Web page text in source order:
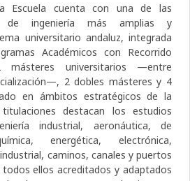
Escuela cuenta con una de las
de ingeniería más amplias y
universitario andaluz, integrada
Académicos con Recorrido
másteres universitarios —entre
2 dobles másteres y 4
en ámbitos estratégicos de la
destacan los estudios
industrial, aeronáutica, de
energética, electrónica,
caminos, canales y puertos
ellos acreditados y adaptados